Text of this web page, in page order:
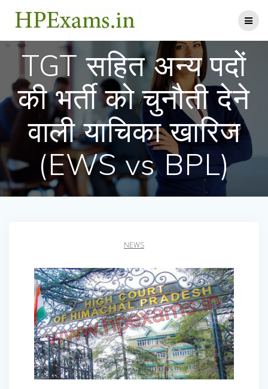
content
TGT सहित अन्य पदों
की भर्ती को चुनौती देने
वाली याचिका खारिज
(EWS vs BPL)
NEWS